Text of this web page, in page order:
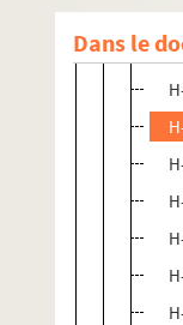
Dans le